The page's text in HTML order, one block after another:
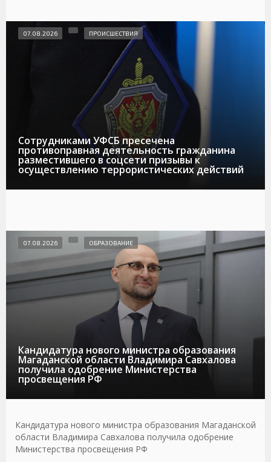
Сотрудниками УФСБ пресечена
противоправная деятельность гражданина
разместившего в соцсети призывы к
осуществлению террористических действий
07.08.2026 ПРОИСШЕСТВИЯ
Кандидатура нового министра образования
Магаданской области Владимира Савхалова
получила одобрение Министерства
просвещения РФ
07.08.2026 ОБРАЗОВАНИЕ
Кандидатура нового министра образования Магаданской
области Владимира Савхалова получила одобрение
Министерства просвещения РФ